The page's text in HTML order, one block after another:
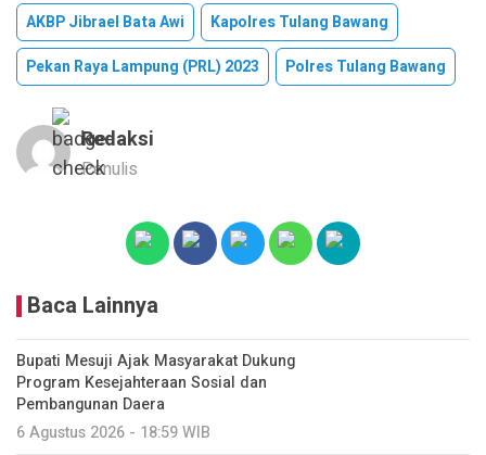
AKBP Jibrael Bata Awi
Kapolres Tulang Bawang
Pekan Raya Lampung (PRL) 2023
Polres Tulang Bawang
Redaksi
Penulis
Baca Lainnya
Bupati Mesuji Ajak Masyarakat Dukung
Program Kesejahteraan Sosial dan
Pembangunan Daera
6 Agustus 2026 - 18:59 WIB